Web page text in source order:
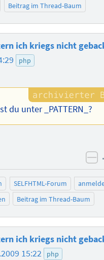
Beitrag im Thread-Baum
ich kriegs nicht
php
du unter _PATTERN_?
SELFHTML-Forum
Beitrag im Thread-Baum
ich kriegs nicht
15:22 php